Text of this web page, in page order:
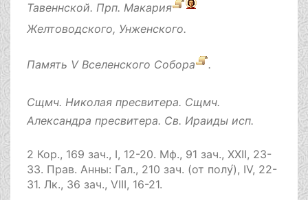
Тавеннской. Прп. Макария
Желтоводского, Унженского.
Память V Вселенского Собора .
Сщмч. Николая пресвитера. Сщмч.
Александра пресвитера. Св. Ираиды исп.
2 Кор., 169 зач., I, 12-20. Мф., 91 зач., XXII, 23-
33. Прав. Анны: Гал., 210 зач. (от полу́), IV, 22-
31. Лк., 36 зач., VIII, 16-21.